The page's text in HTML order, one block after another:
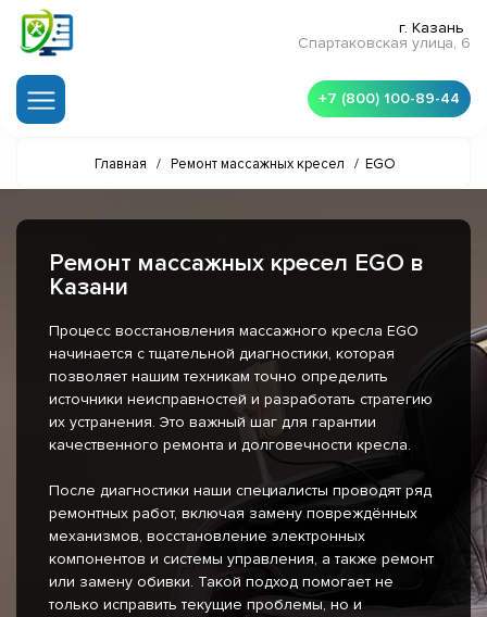
г. Казань
Спартаковская улица, 6
+7 (800) 100-89-44
Главная / Ремонт массажных кресел / EGO
Ремонт массажных кресел EGO в
Казани
Процесс восстановления массажного кресла EGO
начинается с тщательной диагностики, которая
позволяет нашим техникам точно определить
источники неисправностей и разработать стратегию
их устранения. Это важный шаг для гарантии
качественного ремонта и долговечности кресла.
После диагностики наши специалисты проводят ряд
ремонтных работ, включая замену повреждённых
механизмов, восстановление электронных
компонентов и системы управления, а также ремонт
или замену обивки. Такой подход помогает не
только исправить текущие проблемы, но и